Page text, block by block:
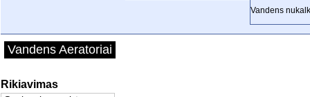
Vandens
Vandens Aeratoriai
Rikiavimas